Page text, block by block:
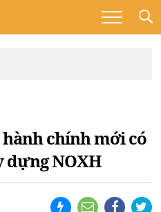
chính mới có
dựng NOXH